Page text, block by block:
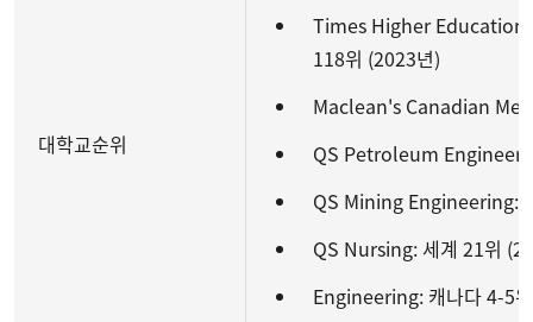
대학교순위
Times Higher Education
118위 (2023년)
Maclean's Canadian
QS Petroleum
QS Mining Engineering:
QS Nursing: 세계 21위
Engineering: 캐나다 4-5